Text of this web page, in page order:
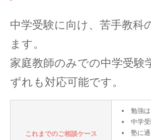
中学受験に向け、苦手教科
ます。
家庭教師のみでの中学受
ずれも対応可能です。
これまでのご相談ケース
勉強
中学
塾に